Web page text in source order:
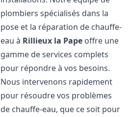
plombiers spécialisés dans la
pose et la réparation de chauffe-
eau à Rillieux la Pape offre une
gamme de services complets
pour répondre à vos besoins.
Nous intervenons rapidement
pour résoudre vos problèmes
de chauffe-eau, que ce soit pour